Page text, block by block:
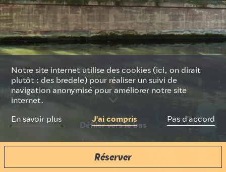
Notre site internet utilise des cookies (ici, on dirait
plutôt : des bredele) pour réaliser un suivi de
navigation anonymisé pour améliorer notre site
internet.
En savoir plus J'ai compris Pas d'accord
Réserver
Défiler vers le bas